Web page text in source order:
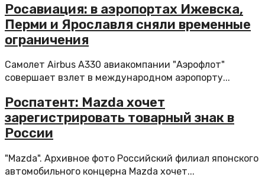
Росавиация: в аэропортах Ижевска,
Перми и Ярославля сняли временные
ограничения
Самолет Airbus A330 авиакомпании "Аэрофлот"
совершает взлет в международном аэропорту...
Роспатент: Mazda хочет
зарегистрировать товарный знак в
России
"Mazda". Архивное фото Российский филиал японского
автомобильного концерна Mazda хочет...